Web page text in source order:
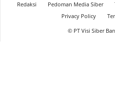
Redaksi Pedoman Media Siber
Privacy Policy
© PT Visi Siber